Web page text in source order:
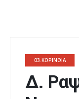
03.ΚΟΡΙΝΘΙΑ
Δ.